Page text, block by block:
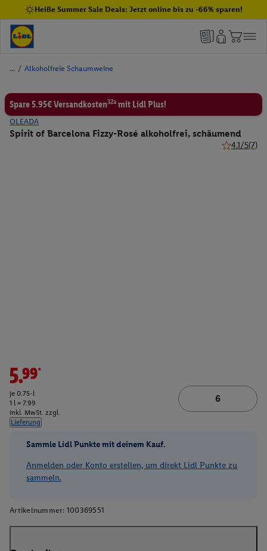
Heiße Summer Sale Deals: Jetzt online bis zu -66% sparen!
/ Alkoholfreie Schaumweine
Spare 5.95€ Versandkosten32a mit Lidl Plus!
OLEADA
Spirit of Barcelona Fizzy-Rosé alkoholfrei, schäumend
4.1/5(7)
5.99*
je 0.75-l
1 l = 7.99
inkl. MwSt. zzgl.
Lieferung
Sammle Lidl Punkte mit deinem Kauf.
Anmelden oder Konto erstellen, um direkt Lidl Punkte zu
sammeln.
Artikelnummer: 100369551